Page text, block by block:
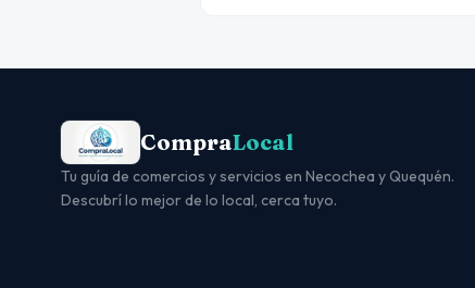
CompraLocal
Tu guía de comercios y servicios en Necochea y Quequén.
Descubrí lo mejor de lo local, cerca tuyo.